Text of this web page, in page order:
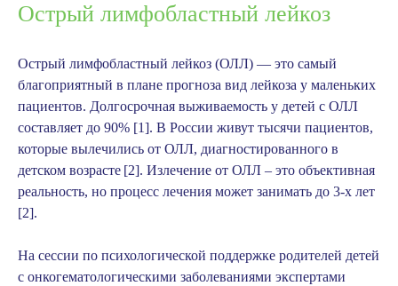
Острый лимфобластный лейкоз
Острый лимфобластный лейкоз (ОЛЛ) — это самый
благоприятный в плане прогноза вид лейкоза у маленьких
пациентов. Долгосрочная выживаемость у детей с ОЛЛ
составляет до 90% [1]. В России живут тысячи пациентов,
которые вылечились от ОЛЛ, диагностированного в
детском возрасте [2]. Излечение от ОЛЛ – это объективная
реальность, но процесс лечения может занимать до 3-х лет
[2].
На сессии по психологической поддержке родителей детей
с онкогематологическими заболеваниями экспертами